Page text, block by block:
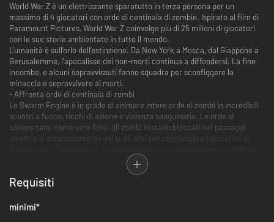
World War Z è un elettrizzante sparatutto in terza persona per un
massimo di 4 giocatori con orde di centinaia di zombie. Ispirato al film di
Paramount Pictures, World War Z coinvolge più di 25 milioni di giocatori
con le sue storie ambientate in tutto il mondo.
L'umanità è sull'orlo dell'estinzione. Da New York a Mosca, dal Giappone a
Gerusalemme, l'apocalisse dei non-morti continua a diffondersi. La fine
incombe, e alcuni sopravvissuti fanno squadra per sconfiggere la
minaccia e sopravvivere ai morti.
- Affronta orde di centinaia di zombi
Lo Swarm Engine è in grado di animare intere orde di zombi in incredibili
scontri a fuoco, ricchi di azione e violenza sanguinaria. Le orde si
comportano come vere folle: gli zombi restano bloccati nei passaggi
stretti e si arrampicano gli uni sugli altri per raggiungere i giocatori ai
Inoltre, le orde funzionano come entità boss singole man mano che il
Requisiti
minimi*